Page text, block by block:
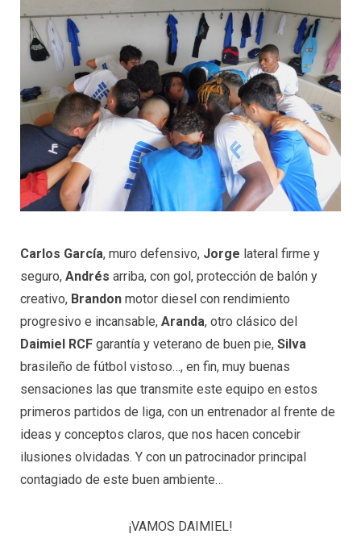
Carlos García, muro defensivo, Jorge lateral firme y
seguro, Andrés arriba, con gol, protección de balón y
creativo, Brandon motor diesel con rendimiento
progresivo e incansable, Aranda, otro clásico del
Daimiel RCF garantía y veterano de buen pie, Silva
brasileño de fútbol vistoso…, en fin, muy buenas
sensaciones las que transmite este equipo en estos
primeros partidos de liga, con un entrenador al frente de
ideas y conceptos claros, que nos hacen concebir
ilusiones olvidadas. Y con un patrocinador principal
contagiado de este buen ambiente…
¡VAMOS DAIMIEL!